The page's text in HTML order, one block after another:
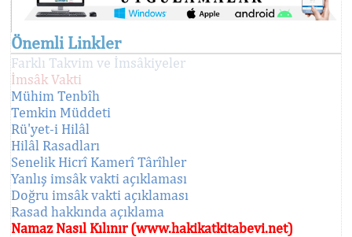
Önemli Linkler
Farklı Takvim ve İmsâkiyeler
İmsâk Vakti
Mühim Tenbîh
Temkin Müddeti
Rü'yet-i Hilâl
Hilâl Rasadları
Senelik Hicrî Kamerî Târîhler
Yanlış imsâk vakti açıklaması
Doğru imsâk vakti açıklaması
Rasad hakkında açıklama
Namaz Nasıl Kılınır (www.hakikatkitabevi.net)